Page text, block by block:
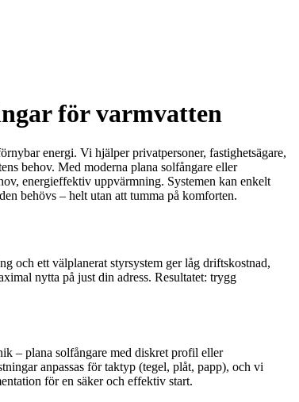
för varmvatten
energi. Vi hjälper privatpersoner, fastighetsägare,
behov. Med moderna plana solfångare eller
energieffektiv uppvärmning. Systemen kan enkelt
behövs – helt utan att tumma på komforten.
och ett välplanerat styrsystem ger låg driftskostnad,
nytta på just din adress. Resultatet: trygg
– plana solfångare med diskret profil eller
anpassas för taktyp (tegel, plåt, papp), och vi
för en säker och effektiv start.